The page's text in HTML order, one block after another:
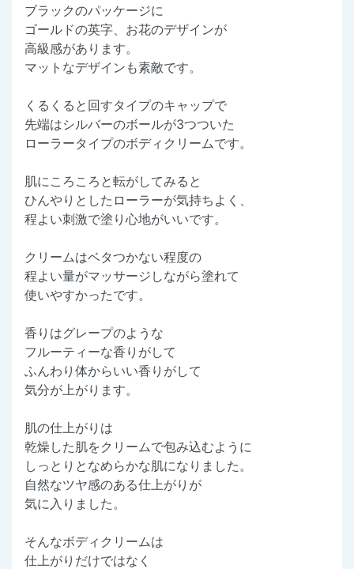
ブラックのパッケージに
ゴールドの英字、お花のデザインが
高級感があります。
マットなデザインも素敵です。
くるくると回すタイプのキャップで
先端はシルバーのボールが3つついた
ローラータイプのボディクリームです。
肌にころころと転がしてみると
ひんやりとしたローラーが気持ちよく、
程よい刺激で塗り心地がいいです。
クリームはベタつかない程度の
程よい量がマッサージしながら塗れて
使いやすかったです。
香りはグレープのような
フルーティーな香りがして
ふんわり体からいい香りがして
気分が上がります。
肌の仕上がりは
乾燥した肌をクリームで包み込むように
しっとりとなめらかな肌になりました。
自然なツヤ感のある仕上がりが
気に入りました。
そんなボディクリームは
仕上がりだけではなく